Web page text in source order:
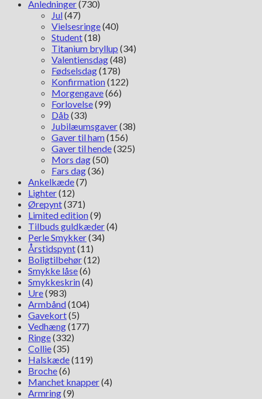
Anledninger(730)
Jul(47)
Vielsesringe(40)
Student(18)
Titanium bryllup (34)
Valentiensdag(48)
Fødselsdag(178)
Konfirmation(122)
Morgengave(66)
Forlovelse(99)
Dåb (33)
Jubilæumsgaver(38)
Gaver til ham(156)
Gaver til hende(325)
Mors dag(50)
Fars dag(36)
Ankelkæde(7)
Lighter(12)
Ørepynt(371)
Limited edition(9)
Tilbuds guldkæder(4)
Perle Smykker(34)
Årstidspynt(11)
Boligtilbehør(12)
Smykke låse(6)
Smykkeskrin(4)
Ure(983)
Armbånd(104)
Gavekort(5)
Vedhæng(177)
Ringe(332)
Collie(35)
Halskæde(119)
Broche(6)
Manchet knapper(4)
Armring(9)